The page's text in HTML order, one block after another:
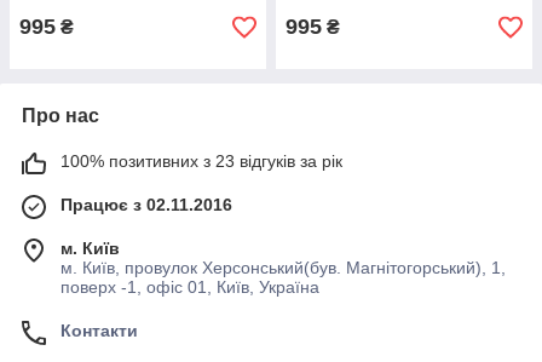
995 ₴ 995 ₴
Про нас
100% позитивних з 23 відгуків за рік
Працює з 02.11.2016
м. Київ
м. Київ, провулок Херсонський(був. Магнітогорський), 1,
поверх -1, офіс 01, Київ, Україна
Контакти